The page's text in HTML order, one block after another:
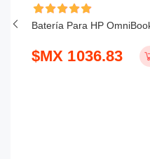
Batería Para HP
$MX 1036.83